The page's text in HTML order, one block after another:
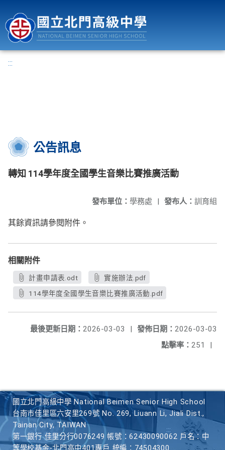
:::
公告訊息
轉知 114學年度全國學生音樂比賽推廣活動
發布人： 訓育組
發布單位： 學務處 |
其餘資訊請參閱附件。
相關附件
計畫申請表.odt
實施辦法.pdf
114學年度全國學生音樂比賽推廣活動.pdf
發佈日期： 2026-03-03
最後更新日期： 2026-03-03
|
點擊率： 251 |
國立北門高級中學 National Beimen Senior High School
台南市佳里區六安里269號 No. 269, Liuann Li, Jiali Dist.,
Tainan City, TAIWAN
第一銀行 佳里分行0076249 帳號：62430090062 戶名：中
等學校基金-北門高中401專戶 統編：74504300